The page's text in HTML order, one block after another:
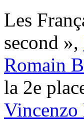
Les
second »,
Romain
la 2e